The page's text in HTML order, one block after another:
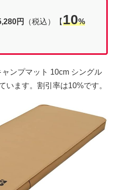
円 （税込）【10%
ンプマット 10cm シングル
います。割引率は10%です。